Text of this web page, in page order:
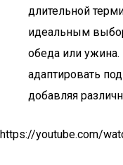
длительной
идеальным
обеда или
адаптировать
добавляя
https://youtube.com/